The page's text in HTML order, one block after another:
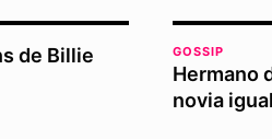
de Billie
GOSSIP
Hermano
novia